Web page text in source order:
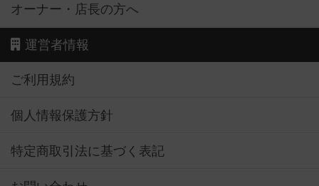
オーナー・店長の方へ
運営者情報
ご利用規約
個人情報保護方針
特定商取引法に基づく表記